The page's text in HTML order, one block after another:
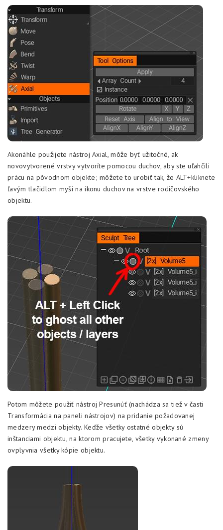
Akonáhle použijete nástroj Axial, môže byť užitočné, ak
novovytvorené vrstvy vytvoríte pomocou duchov, aby ste uľahčili
prácu na pôvodnom objekte; môžete to urobiť tak, že ALT+kliknete
ľavým tlačidlom myši na ikonu duchov na vrstve rodičovského
objektu.
Potom môžete použiť nástroj Presunúť (nachádza sa tiež v časti
Transformácia na paneli nástrojov) na pridanie požadovanej
medzery medzi objekty. Keďže všetky ostatné objekty sú
inštanciami objektu, na ktorom pracujete, všetky vykonané zmeny
ovplyvnia všetky kópie objektu.